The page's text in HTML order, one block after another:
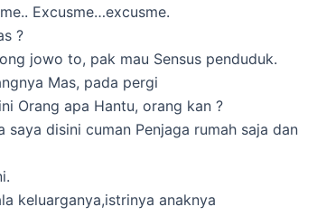
Excusme…excusme.
?
jowo to, pak mau Sensus penduduk.
Mas, pada pergi
Orang apa Hantu, orang kan ?
saya disini cuman Penjaga rumah saja dan
keluarganya,istrinya anaknya